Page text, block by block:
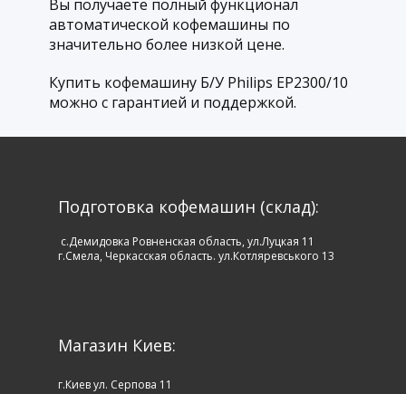
Вы получаете полный функционал
автоматической кофемашины по
значительно более низкой цене.
Купить кофемашину Б/У Philips EP2300/10
можно с гарантией и поддержкой.
Подготовка кофемашин (склад):
c.Демидовка Ровненская область, ул.Луцкая 11
г.Смела, Черкасская область. ул.Котляревського 13
Магазин Киев​:
г.Киев ул. Серпова 11